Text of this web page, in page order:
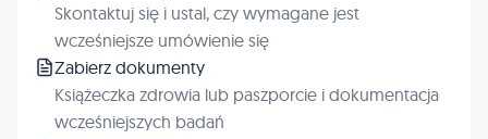
Skontaktuj się i ustal, czy wymagane jest
wcześniejsze umówienie się
Zabierz dokumenty
Książeczka zdrowia lub paszporcie i dokumentacja
wcześniejszych badań